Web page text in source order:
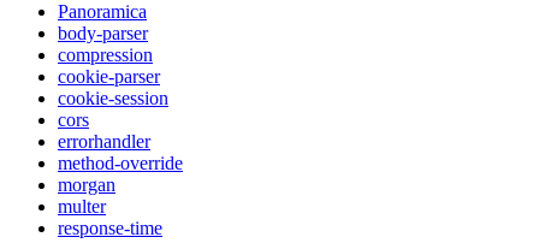
Panoramica
body-parser
compression
cookie-parser
cookie-session
cors
errorhandler
method-override
morgan
multer
response-time